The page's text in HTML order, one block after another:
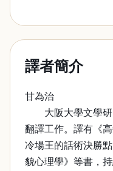
譯者簡介
甘為治
大阪大學文學研
翻譯工作。譯有《
冷場王的話術決勝
貌心理學》等書，